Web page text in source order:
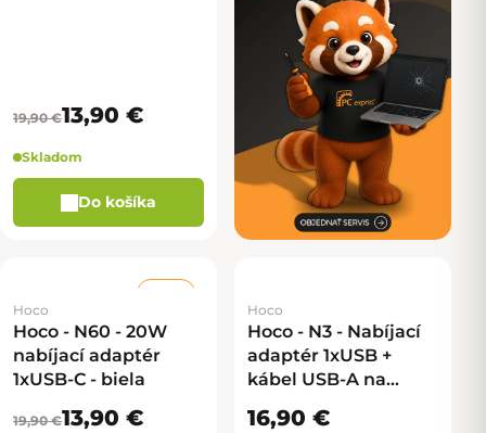
19,90 €13,90 €
Skladom
Do košíka
Hoco
Hoco - N60 - 20W
nabíjací adaptér
1xUSB-C - biela
19,90 €13,90 €
Hoco
Hoco - N3 - Nabíjací
adaptér 1xUSB +
kábel USB-A na
16,90 €